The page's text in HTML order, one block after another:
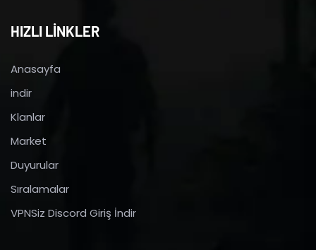
HIZLI LİNKLER
Anasayfa
indir
Klanlar
Market
Duyurular
Sıralamalar
VPNSiz Discord Giriş İndir